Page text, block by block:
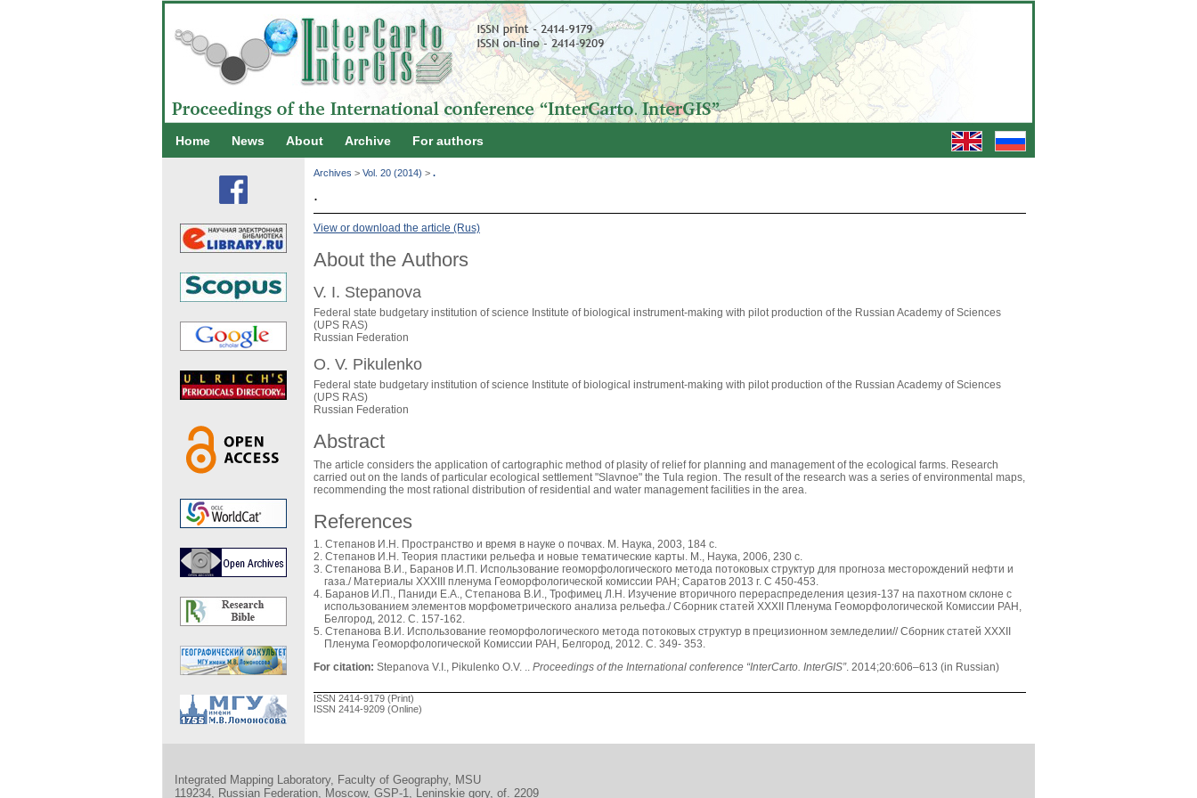
Home News About Archive For authors
Archives > Vol. 20 (2014) > .
.
View or download the article (Rus)
About the Authors
V. I. Stepanova
Federal state budgetary institution of science Institute of biological instrument-making with pilot production of the Russian Academy of Sciences
(UPS RAS)
Russian Federation
O. V. Pikulenko
Federal state budgetary institution of science Institute of biological instrument-making with pilot production of the Russian Academy of Sciences
(UPS RAS)
Russian Federation
Abstract
The article considers the application of cartographic method of plasity of relief for planning and management of the ecological farms. Research
carried out on the lands of particular ecological settlement "Slavnoe" the Tula region. The result of the research was a series of environmental maps,
recommending the most rational distribution of residential and water management facilities in the area.
References
Степанов И.Н. Пространство и время в науке о почвах. М. Наука, 2003, 184 с.
Степанов И.Н. Теория пластики рельефа и новые тематические карты. М., Наука, 2006, 230 с.
Степанова В.И., Баранов И.П. Использование геоморфологического метода потоковых структур для прогноза месторождений нефти и
газа./ Материалы XXXIII пленума Геоморфологической комиссии РАН; Саратов 2013 г. С 450-453.
Баранов И.П., Паниди Е.А., Степанова В.И., Трофимец Л.Н. Изучение вторичного перераспределения цезия-137 на пахотном склоне с
использованием элементов морфометрического анализа рельефа./ Сборник статей XXXII Пленума Геоморфологической Комиссии РАН,
Белгород, 2012. С. 157-162.
Степанова В.И. Использование геоморфологического метода потоковых структур в прецизионном земледелии// Сборник статей XXXII
Пленума Геоморфологической Комиссии РАН, Белгород, 2012. С. 349- 353.
For citation: Stepanova V.I., Pikulenko O.V. .. Proceedings of the International conference “InterCarto. InterGIS”. 2014;20:606–613 (in Russian)
ISSN 2414-9179 (Print)
ISSN 2414-9209 (Online)
Integrated Mapping Laboratory, Faculty of Geography, MSU
119234, Russian Federation, Moscow, GSP-1, Leninskie gory, of. 2209